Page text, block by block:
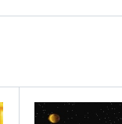
გადახედვა